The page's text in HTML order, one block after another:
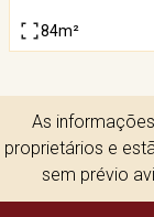
84m²
As
proprietários e
sem prévio